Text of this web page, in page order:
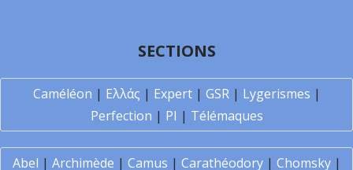
SECTIONS
Caméléon | Ελλάς | Expert| GSR| Lygerismes |
Perfection | PI | Télémaques
Abel | Archimède | Camus | Carathéodory| Chomsky|